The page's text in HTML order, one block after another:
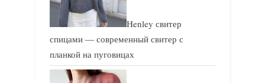
Henley свитер
спицами — современный свитер с
планкой на пуговицах